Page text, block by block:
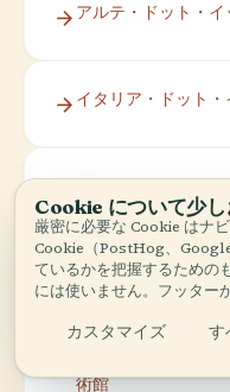
アルテ・ドット・
イタリア・ドット
ウィキペディア –
カリアリ市 – 「
イル・ジョルナー
術館
Cookie について少し
厳密に必要な Cookie はナ
Cookie（PostHog、
ているかを把握するための
には使いません。フッター
カスタマイズ す